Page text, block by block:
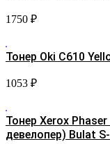
1750 ₽
Тонер Oki C610
1053 ₽
Тонер Xerox
девелопер) Bulat